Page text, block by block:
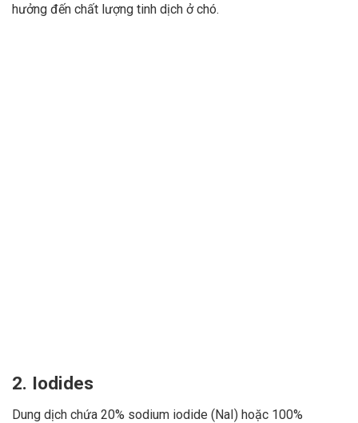
hưởng đến chất lượng tinh dịch ở chó.
2. Iodides
Dung dịch chứa 20% sodium iodide (NaI) hoặc 100%